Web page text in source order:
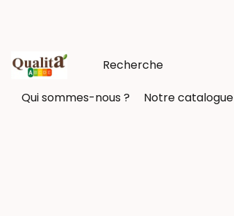
Qui sommes-nous ? Notre catalogue